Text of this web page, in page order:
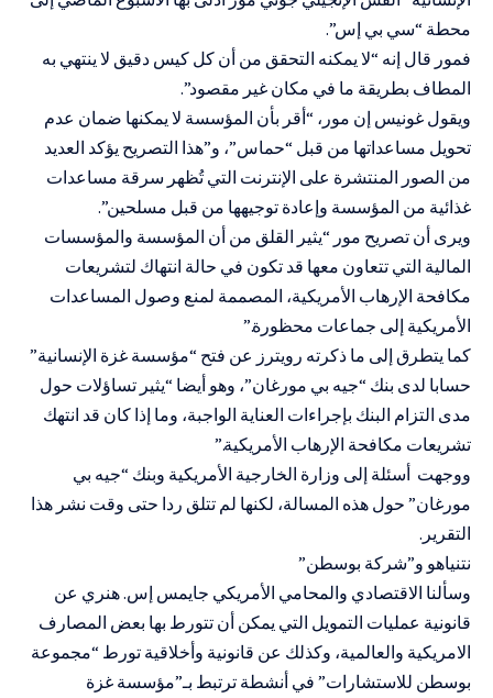
محطة “سي بي إس”.
فمور قال إنه “لا يمكنه التحقق من أن كل كيس دقيق لا ينتهي به
المطاف بطريقة ما في مكان غير مقصود”.
ويقول غونيس إن مور، “أقر بأن المؤسسة لا يمكنها ضمان عدم
تحويل مساعداتها من قبل “حماس”، و”هذا التصريح يؤكد العديد
من الصور المنتشرة على الإنترنت التي تُظهر سرقة مساعدات
غذائية من المؤسسة وإعادة توجيهها من قبل مسلحين”.
ويرى أن تصريح مور “يثير القلق من أن المؤسسة والمؤسسات
المالية التي تتعاون معها قد تكون في حالة انتهاك لتشريعات
مكافحة الإرهاب الأمريكية، المصممة لمنع وصول المساعدات
الأمريكية إلى جماعات محظورة.”
كما يتطرق إلى ما ذكرته رويترز عن فتح “مؤسسة غزة الإنسانية”
حسابا لدى بنك “جيه بي مورغان”، وهو أيضا “يثير تساؤلات حول
مدى التزام البنك بإجراءات العناية الواجبة، وما إذا كان قد انتهك
تشريعات مكافحة الإرهاب الأمريكية.”
ووجهت أسئلة إلى وزارة الخارجية الأمريكية وبنك “جيه بي
مورغان” حول هذه المسالة، لكنها لم تتلق ردا حتى وقت نشر هذا
التقرير.
نتنياهو و”شركة بوسطن”
وسألنا الاقتصادي والمحامي الأمريكي جايمس إس. هنري عن
قانونية عمليات التمويل التي يمكن أن تتورط بها بعض المصارف
الامريكية والعالمية، وكذلك عن قانونية وأخلاقية تورط “مجموعة
بوسطن للاستشارات” في أنشطة ترتبط بـ”مؤسسة غزة